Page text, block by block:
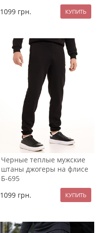
1099 грн.
Черные теплые мужские
штаны джогеры на флисе
Б-695
1099 грн.